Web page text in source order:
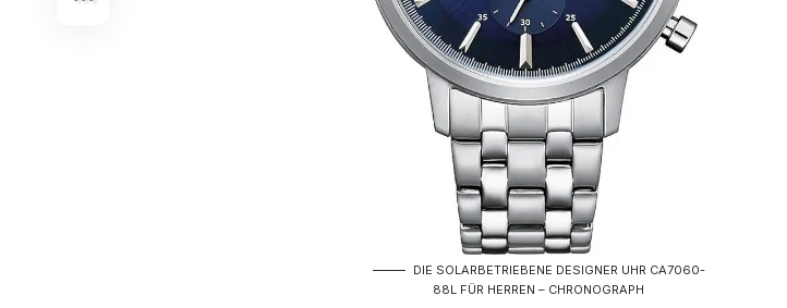
DIE SOLARBETRIEBENE DESIGNER UHR CA7060-
88L FÜR HERREN – CHRONOGRAPH